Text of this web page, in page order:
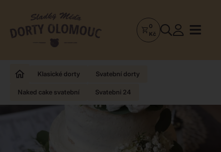
Dorty
Zakázkové
poctivá
0
Kč
Klasické dorty Svatební dorty
Naked cake svatební Svatebni 24